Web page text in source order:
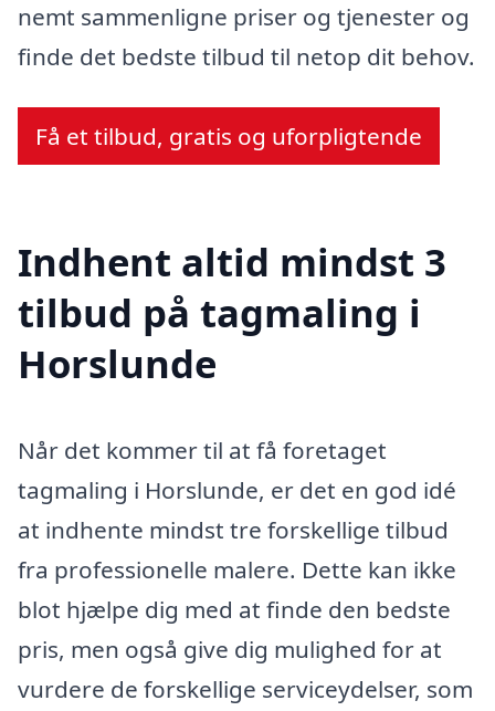
nemt sammenligne priser og tjenester og
finde det bedste tilbud til netop dit behov.
Få et tilbud, gratis og uforpligtende
Indhent altid mindst 3
tilbud på tagmaling i
Horslunde
Når det kommer til at få foretaget
tagmaling i Horslunde, er det en god idé
at indhente mindst tre forskellige tilbud
fra professionelle malere. Dette kan ikke
blot hjælpe dig med at finde den bedste
pris, men også give dig mulighed for at
vurdere de forskellige serviceydelser, som